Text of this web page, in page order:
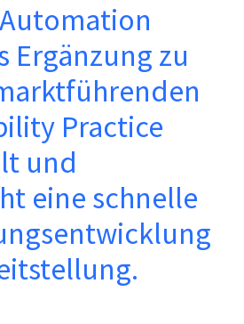
Ergänzung zu
Practice
und
eine schnelle